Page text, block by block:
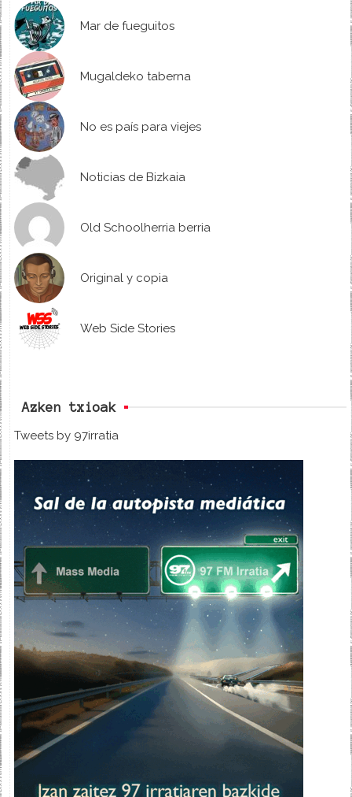
Mar de fueguitos
Mugaldeko taberna
No es país para viejes
Noticias de Bizkaia
Old Schoolherria berria
Original y copia
Web Side Stories
Azken txioak
Tweets by 97irratia